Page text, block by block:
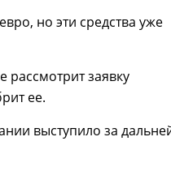
но эти средства уже
рассмотрит заявку
ее.
выступило за